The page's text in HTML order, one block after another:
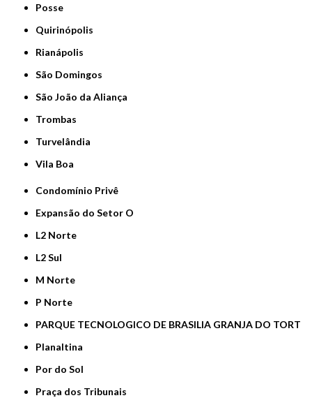
Posse
Quirinópolis
Rianápolis
São Domingos
São João da Aliança
Trombas
Turvelândia
Vila Boa
Condomínio Privê
Expansão do Setor O
L2 Norte
L2 Sul
M Norte
P Norte
PARQUE TECNOLOGICO DE BRASILIA GRANJA DO TORT
Planaltina
Por do Sol
Praça dos Tribunais